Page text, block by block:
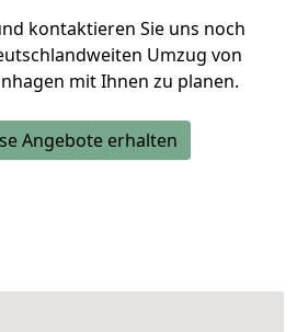
kontaktieren Sie uns noch
Umzug von
mit Ihnen zu planen.
Angebote erhalten